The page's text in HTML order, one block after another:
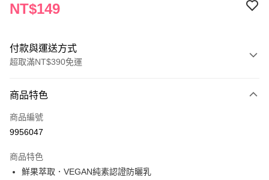
NT$149
付款與運送方式
超取滿NT$390免運
POYA支付
信用卡一次付款
LINE Pay
商品特色
商品編號
9956047
商品特色
鮮果萃取．VEGAN純素認證防曬乳